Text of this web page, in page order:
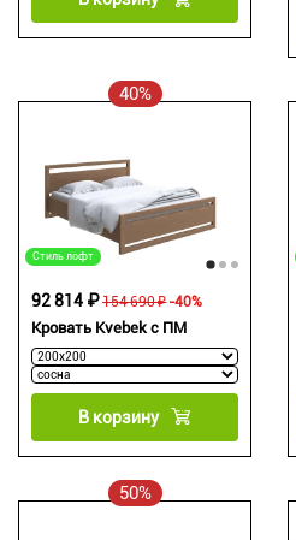
40%
Стиль лофт
Кровать Kvebek с ПМ
154 690 ₽
92 814 ₽ -40%
В корзину
50%